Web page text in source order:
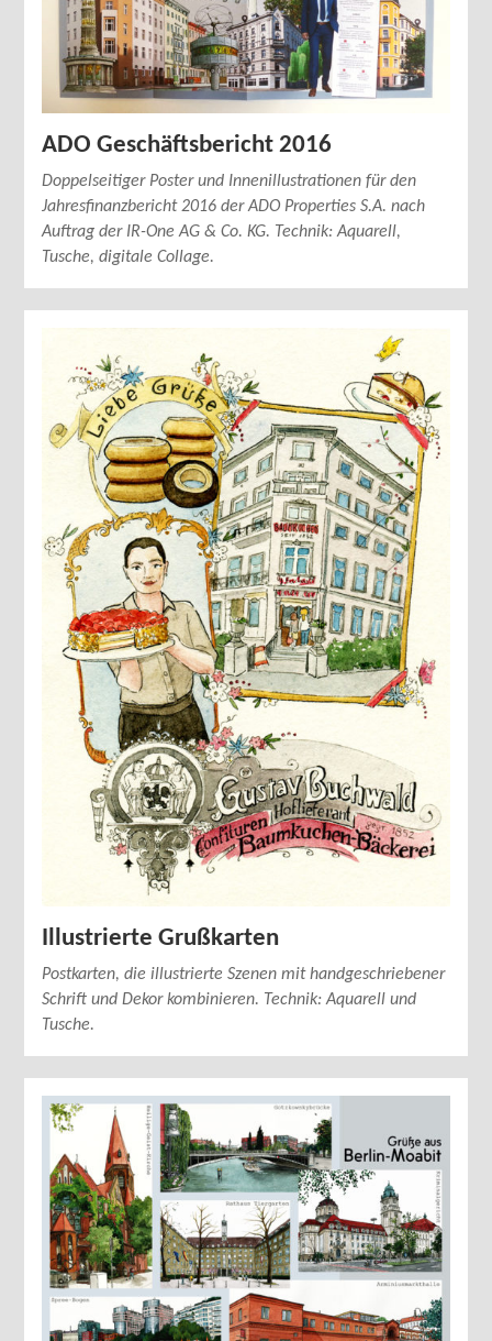
ADO Geschäftsbericht 2016
Doppelseitiger Poster und Innenillustrationen für den
Jahresfinanzbericht 2016 der ADO Properties S.A. nach
Auftrag der IR-One AG & Co. KG. Technik: Aquarell,
Tusche, digitale Collage.
Illustrierte Grußkarten
Postkarten, die illustrierte Szenen mit handgeschriebener
Schrift und Dekor kombinieren. Technik: Aquarell und
Tusche.